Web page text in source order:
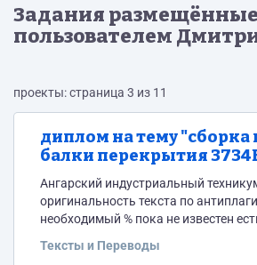
Задания размещённые
пользователем
проекты: страница 3 из 11
диплом на тему "сборка
балки перекрытия
Ангарский индустриальный
оригинальность текста по
необходимый % пока не известен
Тексты и Переводы